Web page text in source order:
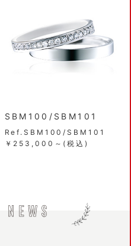
SBM100/SBM101
Ref.SBM100/SBM101
￥253,000～(税込)